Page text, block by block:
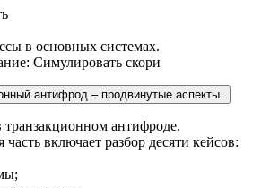
в основных системах.
Симулировать скори
антифрод – продвинутые аспекты.
антифроде.
часть включает разбор десяти кейсов: